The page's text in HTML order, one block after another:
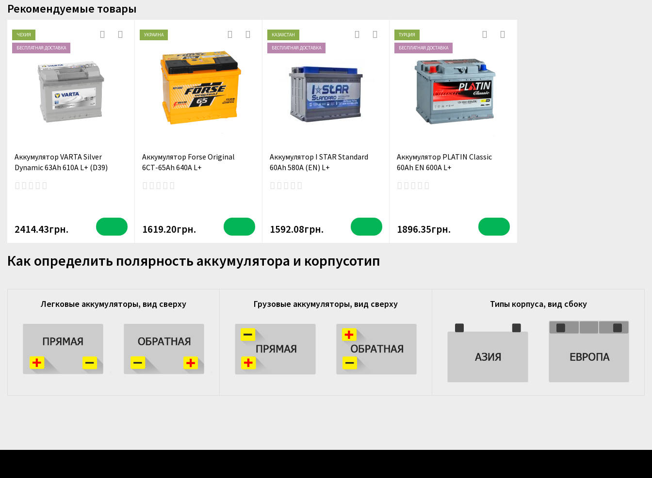
Рекомендуемые товары
ЧЕХИЯ
БЕСПЛАТНАЯ ДОСТАВКА
Аккумулятор VARTA Silver
Dynamic 63Ah 610A L+ (D39)
2414.43грн.
УКРАИНА
Аккумулятор Forse Original
6СТ-65Ah 640A L+
1619.20грн.
КАЗАХСТАН
БЕСПЛАТНАЯ ДОСТАВКА
Аккумулятор I STAR Standard
60Ah 580A (EN) L+
1592.08грн.
ТУРЦИЯ
БЕСПЛАТНАЯ ДОСТАВКА
Аккумулятор PLATIN Classic
60Ah EN 600A L+
1896.35грн.
Как определить полярность аккумулятора и корпусотип
Легковые аккумуляторы, вид сверху Грузовые аккумуляторы, вид сверху Типы корпуса, вид сбоку